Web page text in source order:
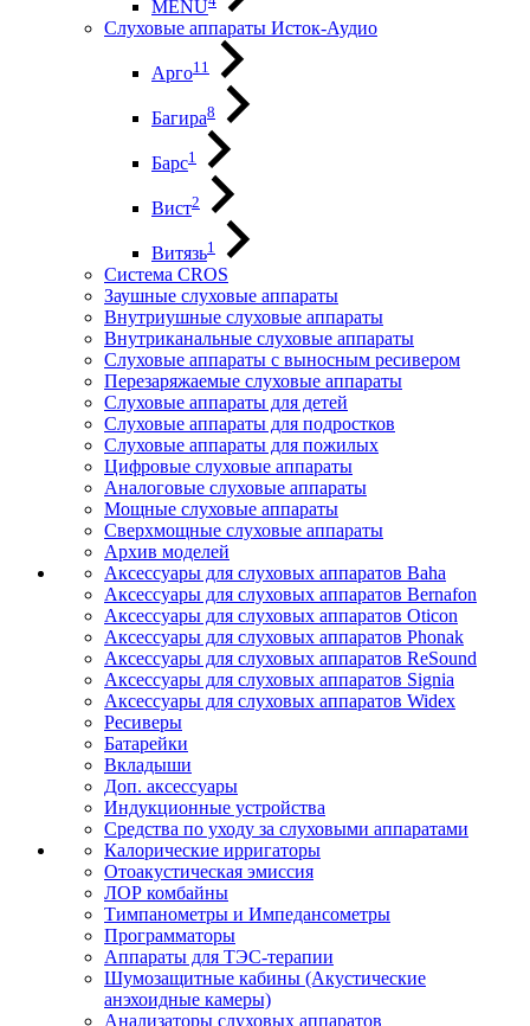
MENU
Слуховые аппараты Исток-Аудио
Арго11
Багира8
Барс1
Вист2
Витязь1
Система CROS
Заушные слуховые аппараты
Внутриушные слуховые аппараты
Внутриканальные слуховые аппараты
Слуховые аппараты с выносным ресивером
Перезаряжаемые слуховые аппараты
Слуховые аппараты для детей
Слуховые аппараты для подростков
Слуховые аппараты для пожилых
Цифровые слуховые аппараты
Аналоговые слуховые аппараты
Мощные слуховые аппараты
Сверхмощные слуховые аппараты
Архив моделей
Аксессуары для слуховых аппаратов Baha
Аксессуары для слуховых аппаратов Bernafon
Аксессуары для слуховых аппаратов Oticon
Аксессуары для слуховых аппаратов Phonak
Аксессуары для слуховых аппаратов ReSound
Аксессуары для слуховых аппаратов Signia
Аксессуары для слуховых аппаратов Widex
Ресиверы
Батарейки
Вкладыши
Доп. аксессуары
Индукционные устройства
Средства по уходу за слуховыми аппаратами
Калорические ирригаторы
Отоакустическая эмиссия
ЛОР комбайны
Тимпанометры и Импедансометры
Программаторы
Аппараты для ТЭС-терапии
Шумозащитные кабины (Акустические
анэхоидные камеры)
Анализаторы слуховых аппаратов